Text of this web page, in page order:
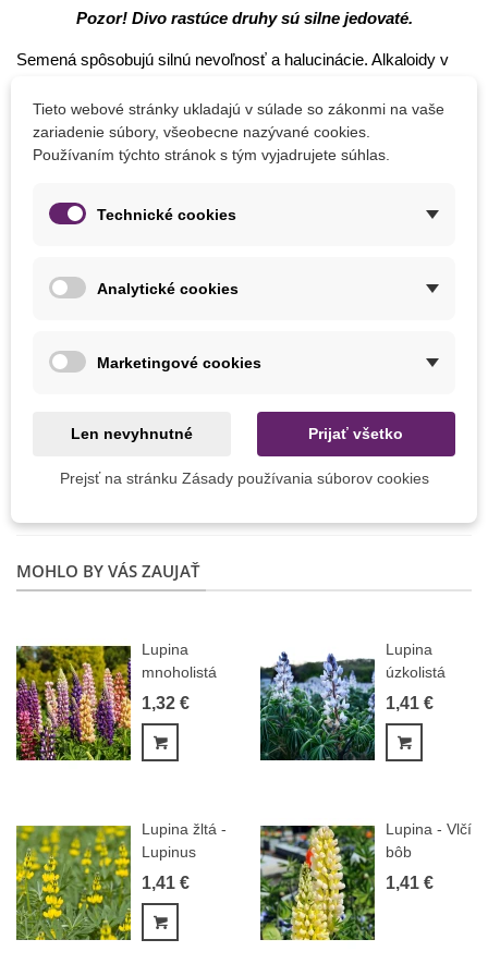
Pozor! Divo rastúce druhy sú silne jedovaté.
Semená spôsobujú silnú nevoľnosť a halucinácie. Alkaloidy v
požití väčšieho množstva semien je vždy nepriaznivá prognóza.
Otrava sa prejaví slinením a zlým prehĺtaním, potom nasleduje
Kapusta
Trávne zmesi
banánovník, kávovník či mučenku.
MOHLO BY VÁS ZAUJAŤ
Lupina
mnoholistá
zmes -
1,32 €
Pridať do košíka
Lupina
úzkolistá
modrá -
1,41 €
Lupina žltá -
Lupinus
luteus -...
1,41 €
Pridať do košíka
Lupina - Vlčí
bôb
Kronleuchter-
1,41 €
Tieto webové stránky ukladajú v súlade so zákonmi na vaše
zariadenie súbory, všeobecne nazývané cookies.
Používaním týchto stránok s tým vyjadrujete súhlas.
Technické cookies
Analytické cookies
Marketingové cookies
Len nevyhnutné Prijať všetko
Prejsť na stránku Zásady používania súborov cookies